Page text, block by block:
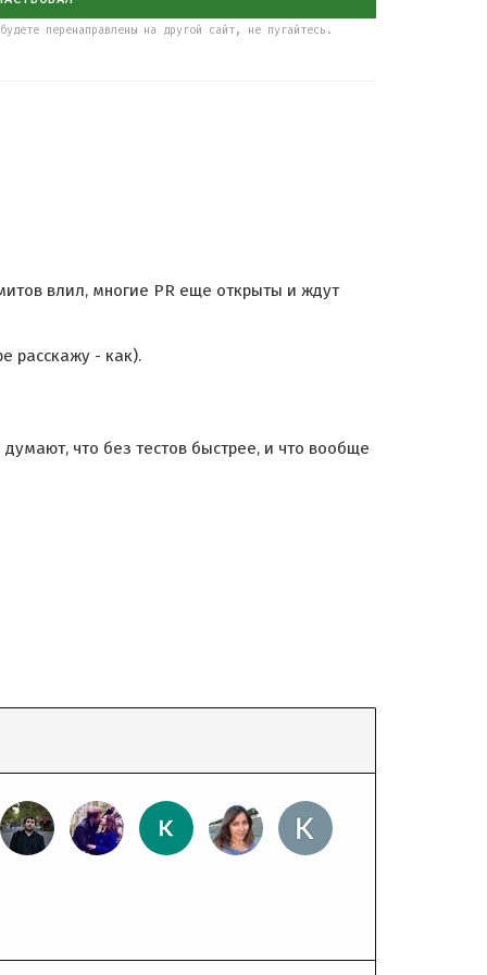
перенаправлены на другой сайт, не пугайтесь.
влил, многие PR еще открыты и ждут
расскажу - как).
что без тестов быстрее, и что вообще